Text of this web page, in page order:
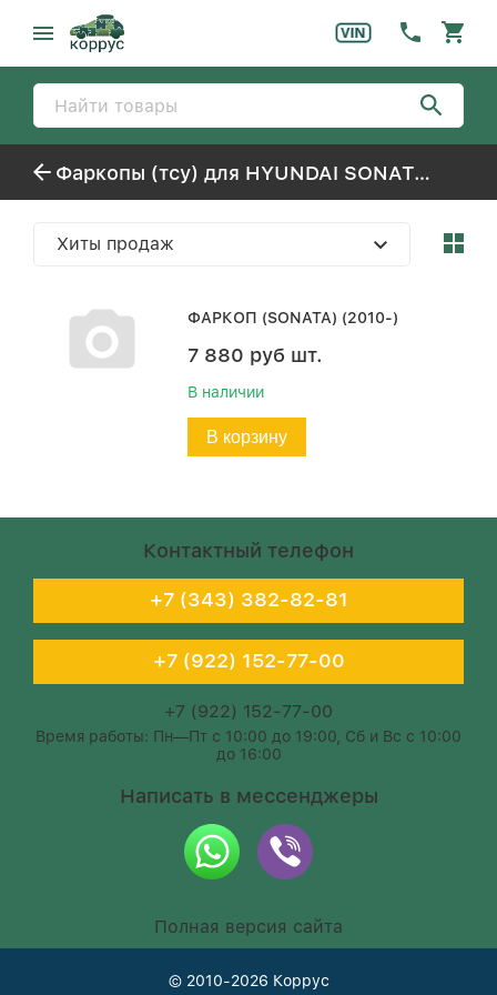
Фаркопы (тсу) для HYUNDAI SONATA-6 (2010-)
Хиты продаж
ФАРКОП (SONATA) (2010-)
7 880 руб шт.
В наличии
В корзину
Контактный телефон
+7 (343) 382-82-81
+7 (922) 152-77-00
+7 (922) 152-77-00
Время работы: Пн—Пт с 10:00 до 19:00, Сб и Вс с 10:00
до 16:00
Написать в мессенджеры
Полная версия сайта
© 2010-2026 Коррус